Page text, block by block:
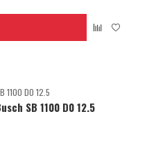
SB 1100 D0 12.5